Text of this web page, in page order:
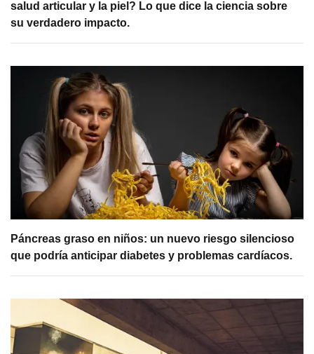
salud articular y la piel? Lo que dice la ciencia sobre
su verdadero impacto.
Páncreas graso en niños: un nuevo riesgo silencioso
que podría anticipar diabetes y problemas cardíacos.